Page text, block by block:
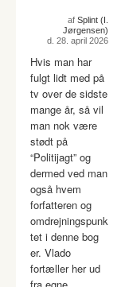
af Splint (I.
Jørgensen)
d. 28. april 2026
Hvis man har
fulgt lidt med på
tv over de sidste
mange år, så vil
man nok være
stødt på
“Politijagt” og
dermed ved man
også hvem
forfatteren og
omdrejningspunk
tet i denne bog
er. Vlado
fortæller her ud